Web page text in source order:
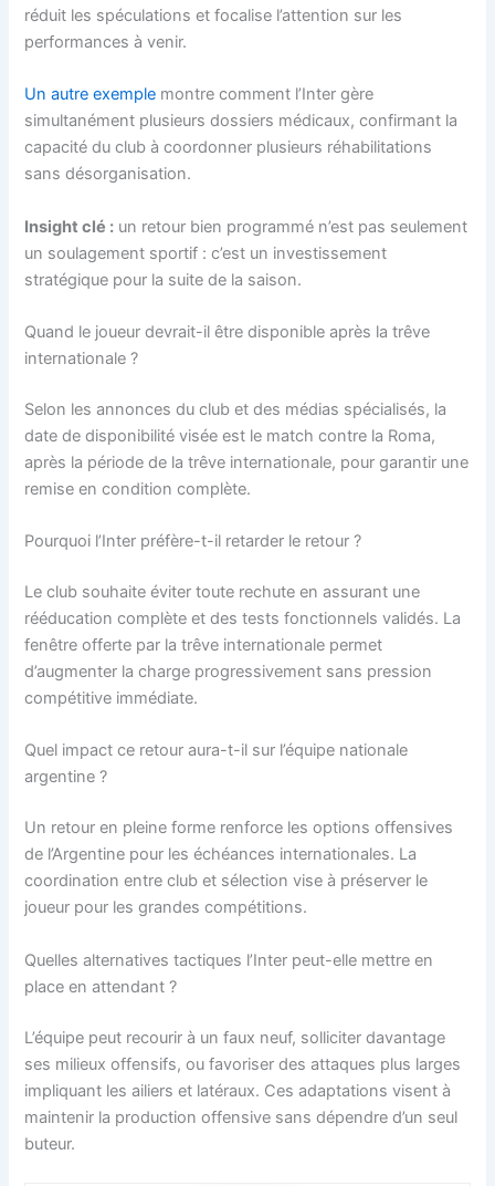
réduit les spéculations et focalise l’attention sur les
performances à venir.
Un autre exemple montre comment l’Inter gère
simultanément plusieurs dossiers médicaux, confirmant la
capacité du club à coordonner plusieurs réhabilitations
sans désorganisation.
Insight clé : un retour bien programmé n’est pas seulement
un soulagement sportif : c’est un investissement
stratégique pour la suite de la saison.
Quand le joueur devrait-il être disponible après la trêve
internationale ?
Selon les annonces du club et des médias spécialisés, la
date de disponibilité visée est le match contre la Roma,
après la période de la trêve internationale, pour garantir une
remise en condition complète.
Pourquoi l’Inter préfère-t-il retarder le retour ?
Le club souhaite éviter toute rechute en assurant une
rééducation complète et des tests fonctionnels validés. La
fenêtre offerte par la trêve internationale permet
d’augmenter la charge progressivement sans pression
compétitive immédiate.
Quel impact ce retour aura-t-il sur l’équipe nationale
argentine ?
Un retour en pleine forme renforce les options offensives
de l’Argentine pour les échéances internationales. La
coordination entre club et sélection vise à préserver le
joueur pour les grandes compétitions.
Quelles alternatives tactiques l’Inter peut-elle mettre en
place en attendant ?
L’équipe peut recourir à un faux neuf, solliciter davantage
ses milieux offensifs, ou favoriser des attaques plus larges
impliquant les ailiers et latéraux. Ces adaptations visent à
maintenir la production offensive sans dépendre d’un seul
buteur.